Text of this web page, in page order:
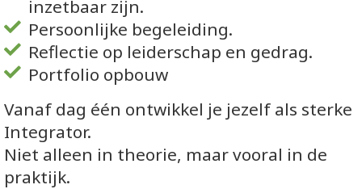
inzetbaar zijn.
Persoonlijke begeleiding.
Reflectie op leiderschap en gedrag.
Portfolio opbouw
Vanaf dag één ontwikkel je jezelf als sterke
Integrator.
Niet alleen in theorie, maar vooral in de
praktijk.